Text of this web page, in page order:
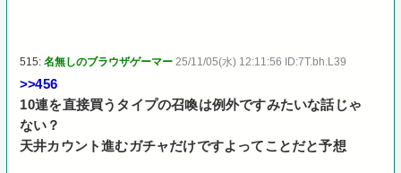
515:名無しのブラウザゲーマー 25/11/05(水) 12:11:56 ID:7T.bh.L39
>>456
10連を直接買うタイプの召喚は例外ですみたいな話じゃ
ない？
天井カウント進むガチャだけですよってことだと予想